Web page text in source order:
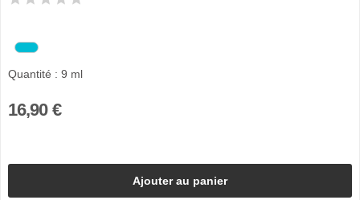
Quantité : 9 ml
16,90 €
Ajouter au panier